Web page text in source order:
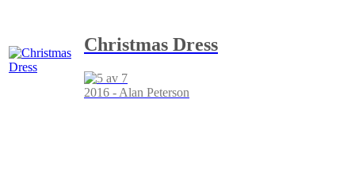
Christmas Dress
2016 - Alan Peterson